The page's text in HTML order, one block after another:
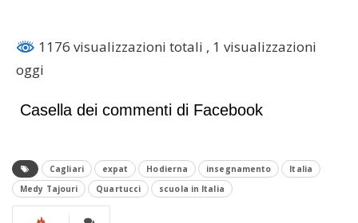
1176 visualizzazioni totali , 1 visualizzazioni
oggi
Casella dei commenti di Facebook
Cagliari expat Hodierna insegnamento
Italia
Medy Tajouri
Quartucci scuola in Italia